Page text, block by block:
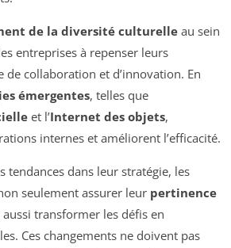
de la diversité culturelle au sein
entreprises à repenser leurs
de collaboration et d’innovation. En
émergentes, telles que
et l’Internet des objets,
internes et améliorent l’efficacité.
tendances dans leur stratégie, les
seulement assurer leur pertinence
aussi transformer les défis en
Ces changements ne doivent pas